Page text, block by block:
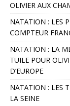
OLIVIER AUX
NATATION : LES
COMPTEUR
NATATION : LA
TUILE POUR
D’EUROPE
NATATION : LES
LA SEINE